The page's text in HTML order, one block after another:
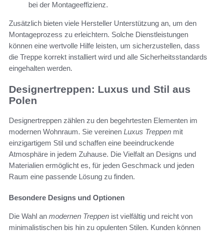
bei der Montageeffizienz.
Zusätzlich bieten viele Hersteller Unterstützung an, um den
Montageprozess zu erleichtern. Solche Dienstleistungen
können eine wertvolle Hilfe leisten, um sicherzustellen, dass
die Treppe korrekt installiert wird und alle Sicherheitsstandards
eingehalten werden.
Designertreppen: Luxus und Stil aus
Polen
Designertreppen zählen zu den begehrtesten Elementen im
modernen Wohnraum. Sie vereinen Luxus Treppen mit
einzigartigem Stil und schaffen eine beeindruckende
Atmosphäre in jedem Zuhause. Die Vielfalt an Designs und
Materialien ermöglicht es, für jeden Geschmack und jeden
Raum eine passende Lösung zu finden.
Besondere Designs und Optionen
Die Wahl an modernen Treppen ist vielfältig und reicht von
minimalistischen bis hin zu opulenten Stilen. Kunden können